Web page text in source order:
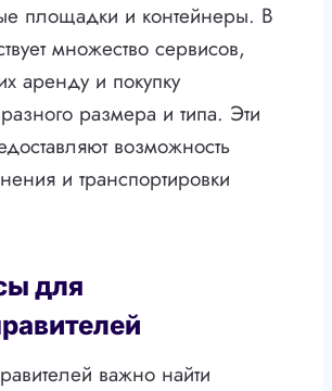
площадки и контейнеры. В
множество сервисов,
аренду и покупку
размера и типа. Эти
возможность
и транспортировки
для
важно найти